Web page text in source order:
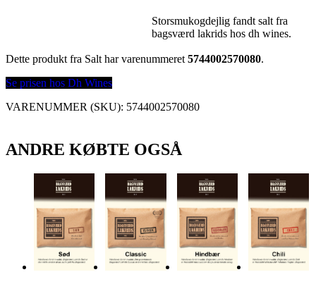
Storsmukogdejlig fandt salt fra
bagsværd lakrids hos dh wines.
Dette produkt fra Salt har varenummeret 5744002570080.
Se prisen hos Dh Wines
VARENUMMER (SKU): 5744002570080
ANDRE KØBTE OGSÅ